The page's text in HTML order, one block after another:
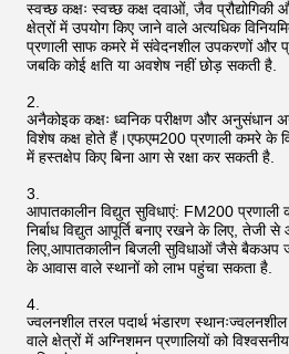
स्वच्छ कक्षः स्वच्छ कक्ष दवाओं, जैव प्रौद्योगिकी
क्षेत्रों में उपयोग किए जाने वाले अत्यधिक
प्रणाली साफ कमरे में संवेदनशील उपकरणों और
जबकि कोई क्षति या अवशेष नहीं छोड़ सकती है.
अनैकोइक कक्षः ध्वनिक परीक्षण और अनुसंधान
विशेष कक्ष होते हैं।एफएम200 प्रणाली कमरे के
में हस्तक्षेप किए बिना आग से रक्षा कर सकती है.
आपातकालीन विद्युत सुविधाएं: FM200 प्रणाली
निर्बाध विद्युत आपूर्ति बनाए रखने के लिए, तेजी
लिए,आपातकालीन बिजली सुविधाओं जैसे बैकअप
के आवास वाले स्थानों को लाभ पहुंचा सकता है.
ज्वलनशील तरल पदार्थ भंडारण
वाले क्षेत्रों में अग्निशमन प्रणालियों को